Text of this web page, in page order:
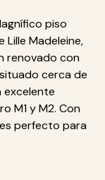
piso
Lille Madeleine,
renovado con
cerca de
excelente
M1 y M2. Con
perfecto para